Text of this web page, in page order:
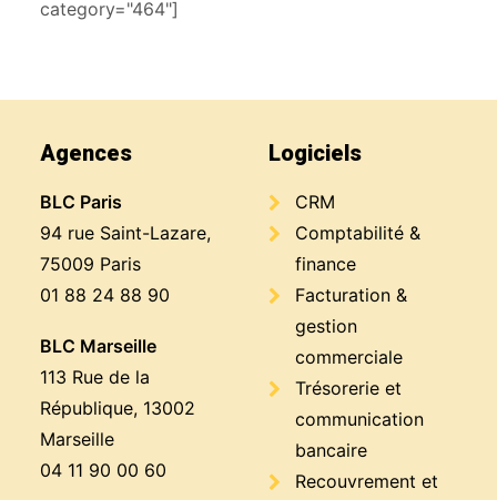
category="464"]
Agences
BLC Paris
94 rue Saint-Lazare,
75009 Paris
01 88 24 88 90
BLC Marseille
113 Rue de la
République, 13002
Marseille
04 11 90 00 60
Logiciels
CRM
Comptabilité &
finance
Facturation &
gestion
commerciale
Trésorerie et
communication
bancaire
Recouvrement et